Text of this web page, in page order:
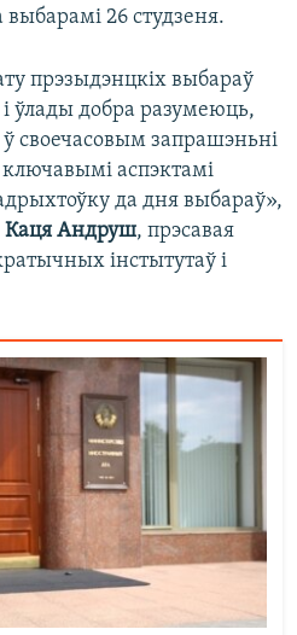
26 студзеня.
прэзыдэнцкіх выбараў
ўлады добра разумеюць,
своечасовым запрашэньні
ключавымі аспэктамі
да дня выбараў»,
Каця Андруш, прэсавая
інстытутаў і